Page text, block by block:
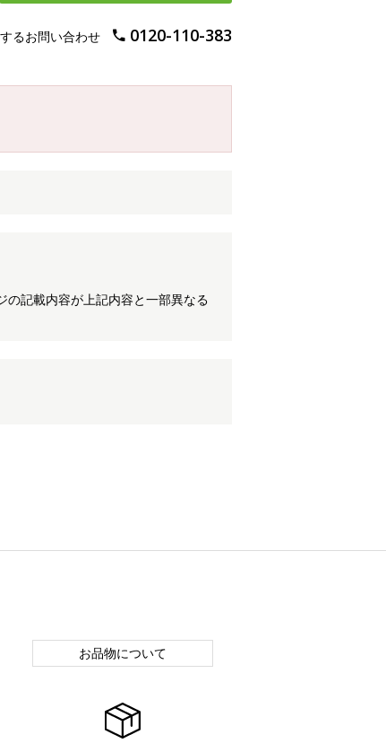
るお問い合わせ 0120-110-383
記載内容が上記内容と一部異なる
お品物について